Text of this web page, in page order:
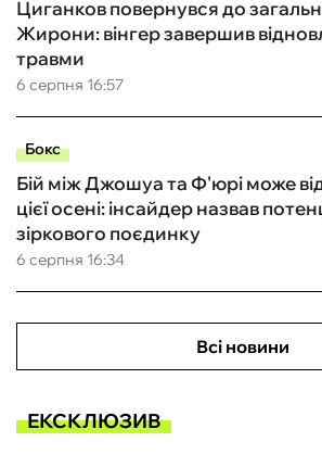
6 серпня 16:57
Циганков повернувся до
Жирони: вінгер завершив
травми
Бокс
6 серпня 16:34
Бій між Джошуа та Ф'юрі може
цієї осені: інсайдер назвав
зіркового поєдинку
Всі новини
ЕКСКЛЮЗИВ